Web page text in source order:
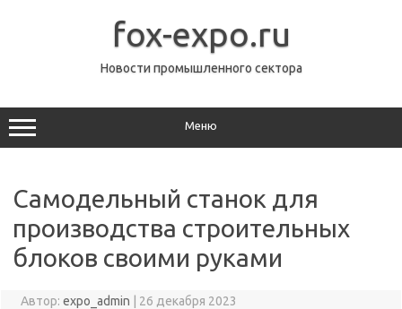
fox-expo.ru
Новости промышленного сектора
Меню
Самодельный станок для
производства строительных
блоков своими руками
Автор: expo_admin 26 декабря 2023